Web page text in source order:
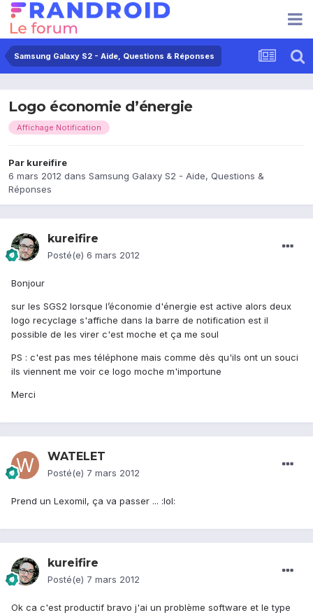
Samsung Galaxy S2 - Aide, Questions & Réponses
Logo économie d’énergie
Affichage Notification
Par kureifire
6 mars 2012 dans Samsung Galaxy S2 - Aide, Questions &
Réponses
kureifire
Posté(e) 6 mars 2012
Bonjour
sur les SGS2 lorsque l’économie d'énergie est active alors deux
logo recyclage s'affiche dans la barre de notification est il
possible de les virer c'est moche et ça me soul
PS : c'est pas mes téléphone mais comme dès qu'ils ont un souci
ils viennent me voir ce logo moche m'importune
Merci
WATELET
Posté(e) 7 mars 2012
Prend un Lexomil, ça va passer ... :lol:
kureifire
Posté(e) 7 mars 2012
Ok ca c'est productif bravo j'ai un problème software et le type